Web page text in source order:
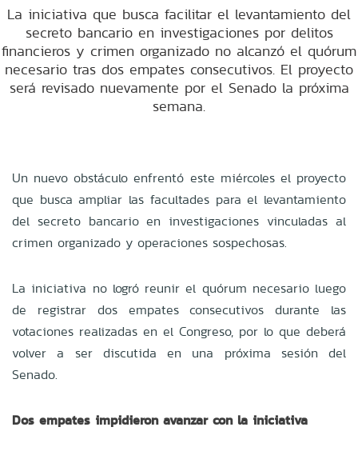
La iniciativa que busca facilitar el levantamiento del
secreto bancario en investigaciones por delitos
financieros y crimen organizado no alcanzó el quórum
necesario tras dos empates consecutivos. El proyecto
será revisado nuevamente por el Senado la próxima
semana.
Un nuevo obstáculo enfrentó este miércoles el proyecto
que busca ampliar las facultades para el levantamiento
del secreto bancario en investigaciones vinculadas al
crimen organizado y operaciones sospechosas.
La iniciativa no logró reunir el quórum necesario luego
de registrar dos empates consecutivos durante las
votaciones realizadas en el Congreso, por lo que deberá
volver a ser discutida en una próxima sesión del
Senado.
Dos empates impidieron avanzar con la iniciativa